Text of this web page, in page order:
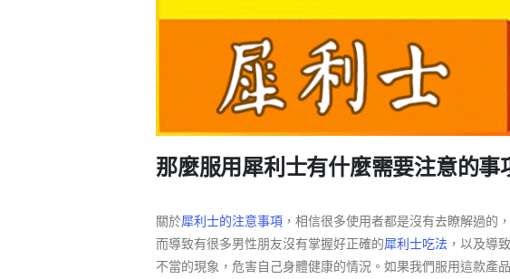
那麼服用犀利士有什麼需要注意的事
關於犀利士的注意事項 ，相信很多使用者都是沒有去瞭解過的
而導致有很多男性朋友沒有掌握好正確的犀利士吃法 ，以及導
不當的現象，危害自己身體健康的情況。如果我們服用這款產